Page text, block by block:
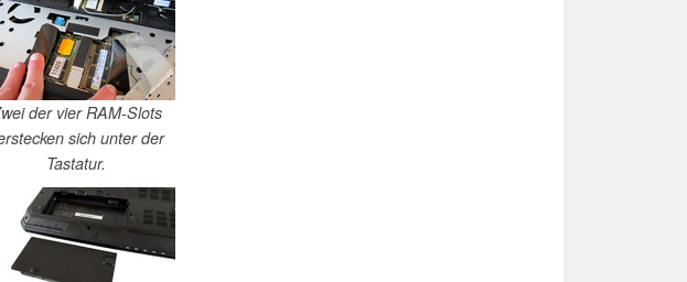
der vier RAM-Slots
sich unter der
Tastatur.